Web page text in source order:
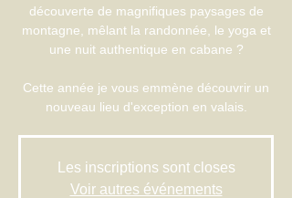
découverte de magnifiques paysages de
montagne, mêlant la randonnée, le yoga et
une nuit authentique en cabane ?
Cette année je vous emmène découvrir un
nouveau lieu d'exception en valais.
Les inscriptions sont closes
Voir autres événements